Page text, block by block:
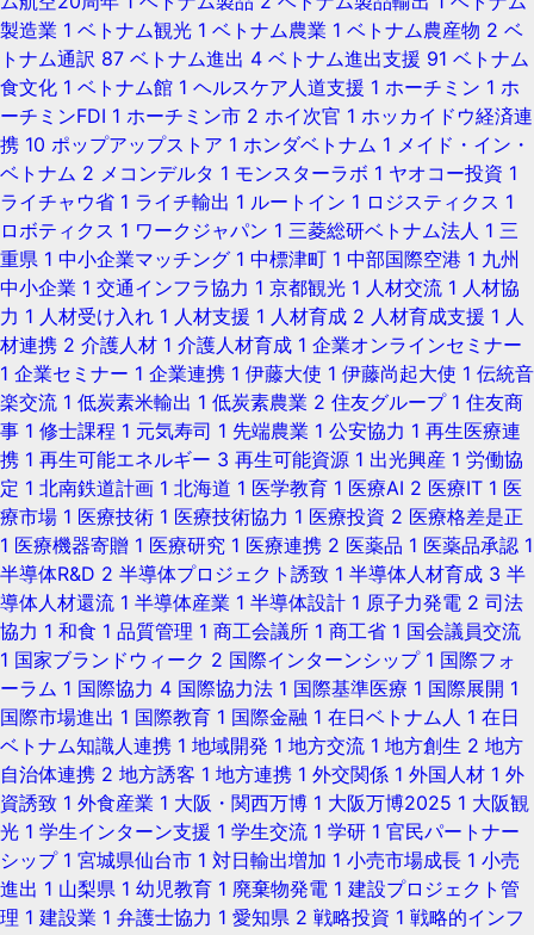
製造業 1 ベトナム観光 1 ベトナム農業 1 ベトナム農産物 2 ベ
トナム通訳 87 ベトナム進出 4 ベトナム進出支援 91 ベトナム
食文化 1 ベトナム館 1 ヘルスケア人道支援 1 ホーチミン 1 ホ
ーチミンFDI 1 ホーチミン市 2 ホイ次官 1 ホッカイドウ経済連
携 10 ポップアップストア 1 ホンダベトナム 1 メイド・イン・
ベトナム 2 メコンデルタ 1 モンスターラボ 1 ヤオコー投資 1
ライチャウ省 1 ライチ輸出 1 ルートイン 1 ロジスティクス 1
ロボティクス 1 ワークジャパン 1 三菱総研ベトナム法人 1 三
重県 1 中小企業マッチング 1 中標津町 1 中部国際空港 1 九州
中小企業 1 交通インフラ協力 1 京都観光 1 人材交流 1 人材協
力 1 人材受け入れ 1 人材支援 1 人材育成 2 人材育成支援 1 人
材連携 2 介護人材 1 介護人材育成 1 企業オンラインセミナー
1 企業セミナー 1 企業連携 1 伊藤大使 1 伊藤尚起大使 1 伝統音
楽交流 1 低炭素米輸出 1 低炭素農業 2 住友グループ 1 住友商
事 1 修士課程 1 元気寿司 1 先端農業 1 公安協力 1 再生医療連
携 1 再生可能エネルギー 3 再生可能資源 1 出光興産 1 労働協
定 1 北南鉄道計画 1 北海道 1 医学教育 1 医療AI 2 医療IT 1 医
療市場 1 医療技術 1 医療技術協力 1 医療投資 2 医療格差是正
1 医療機器寄贈 1 医療研究 1 医療連携 2 医薬品 1 医薬品承認 1
半導体R&D 2 半導体プロジェクト誘致 1 半導体人材育成 3 半
導体人材還流 1 半導体産業 1 半導体設計 1 原子力発電 2 司法
協力 1 和食 1 品質管理 1 商工会議所 1 商工省 1 国会議員交流
1 国家ブランドウィーク 2 国際インターンシップ 1 国際フォ
ーラム 1 国際協力 4 国際協力法 1 国際基準医療 1 国際展開 1
国際市場進出 1 国際教育 1 国際金融 1 在日ベトナム人 1 在日
ベトナム知識人連携 1 地域開発 1 地方交流 1 地方創生 2 地方
自治体連携 2 地方誘客 1 地方連携 1 外交関係 1 外国人材 1 外
資誘致 1 外食産業 1 大阪・関西万博 1 大阪万博2025 1 大阪観
光 1 学生インターン支援 1 学生交流 1 学研 1 官民パートナー
シップ 1 宮城県仙台市 1 対日輸出増加 1 小売市場成長 1 小売
進出 1 山梨県 1 幼児教育 1 廃棄物発電 1 建設プロジェクト管
理 1 建設業 1 弁護士協力 1 愛知県 2 戦略投資 1 戦略的インフ